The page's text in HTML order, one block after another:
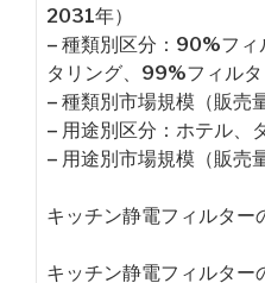
2031年）
– 種類別区分：90%フ
タリング、99%フィル
– 種類別市場規模（販売
– 用途別区分：ホテル、
– 用途別市場規模（販売
キッチン静電フィルター
キッチン静電フィルタ